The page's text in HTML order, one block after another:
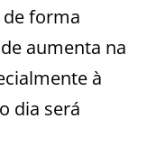
forma
aumenta na
à
dia será